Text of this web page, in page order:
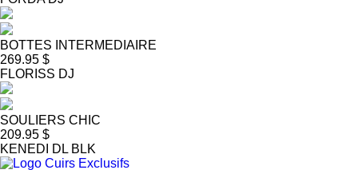
BOTTES INTERMEDIAIRE
269.95 $
FLORISS DJ
SOULIERS CHIC
209.95 $
KENEDI DL BLK